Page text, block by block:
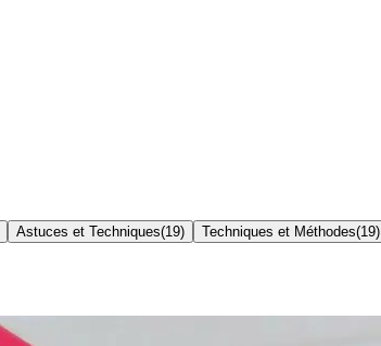
Astuces et Techniques(19) Techniques et Méthodes(19)